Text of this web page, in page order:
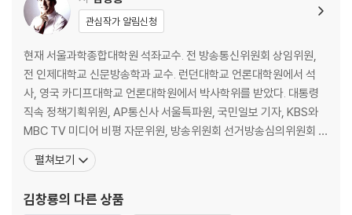
05 광고를 보면 다 사고 싶어!
광고는 힘이 세다/ 제품을 사도록 유혹하는 광고/
광고 효과를 높이려면?
2부 진실을 추구한 언론인
01 평화를 사랑한 오시에츠키
전쟁을 반대한 평화주의자/ 협박과 회유, 투옥과 고문/
시대의 양심, 전쟁 속에 지다
02 인터뷰의 달인, 오리아나 팔라치
의 인터뷰 스타일
관심작가 알림신청
현재 서울과학종합대학원 석좌교수. 전 방송통신위원회 상임위원,
전 인제대학교 신문방송학과 교수. 런던대학교 언론대학원에서 석
사, 영국 카디프대학교 언론대학원에서 박사학위를 받았다. 대통령
직속 정책기획위원, AP통신사 서울특파원, 국민일보 기자, KBS와
MBC TV 미디어 비평 자문위원, 방송위원회 선거방송심의위원회 위
원, 언론중재위원회 위원 등을 지냈다. 저서로는 『인공지능과 함께 쓴
AI 저널리즘』(2024), 『지혜의 샘 88가지』(2022), 『당신이 진짜로
선거를 결정한다』(2014),
펼쳐보기
김창룡의 다른 상품